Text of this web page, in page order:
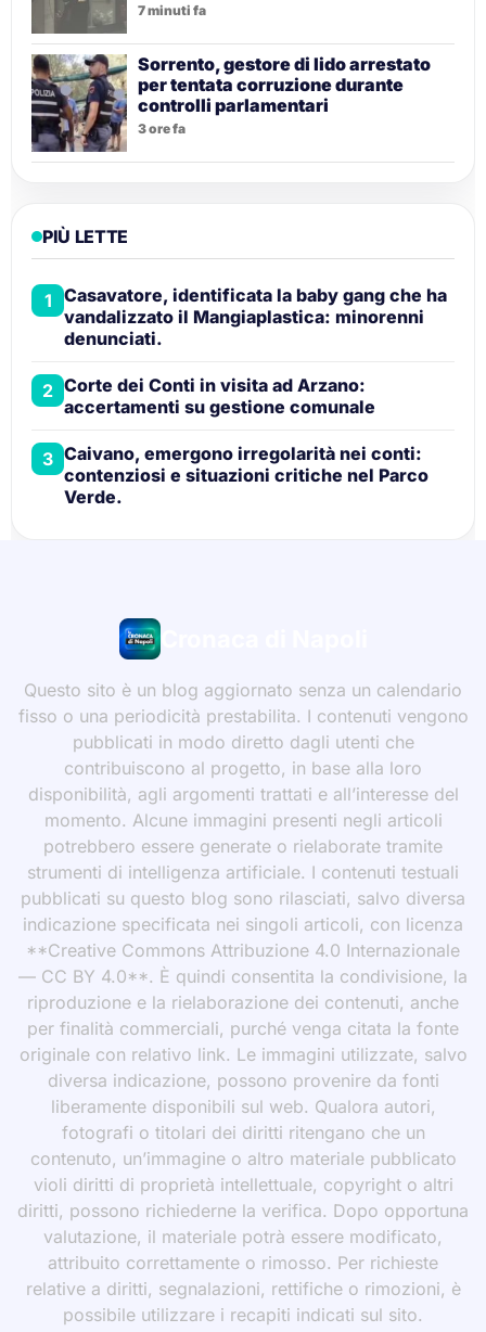
7 minuti fa
Sorrento, gestore di lido arrestato
per tentata corruzione durante
controlli parlamentari
3 ore fa
PIÙ LETTE
1 Casavatore, identificata la baby gang che ha
vandalizzato il Mangiaplastica: minorenni
denunciati.
2 Corte dei Conti in visita ad Arzano:
accertamenti su gestione comunale
3 Caivano, emergono irregolarità nei conti:
contenziosi e situazioni critiche nel Parco
Verde.
Cronaca di Napoli
Questo sito è un blog aggiornato senza un calendario
fisso o una periodicità prestabilita. I contenuti vengono
pubblicati in modo diretto dagli utenti che
contribuiscono al progetto, in base alla loro
disponibilità, agli argomenti trattati e all’interesse del
momento. Alcune immagini presenti negli articoli
potrebbero essere generate o rielaborate tramite
strumenti di intelligenza artificiale. I contenuti testuali
pubblicati su questo blog sono rilasciati, salvo diversa
indicazione specificata nei singoli articoli, con licenza
**Creative Commons Attribuzione 4.0 Internazionale
— CC BY 4.0**. È quindi consentita la condivisione, la
riproduzione e la rielaborazione dei contenuti, anche
per finalità commerciali, purché venga citata la fonte
originale con relativo link. Le immagini utilizzate, salvo
diversa indicazione, possono provenire da fonti
liberamente disponibili sul web. Qualora autori,
fotografi o titolari dei diritti ritengano che un
contenuto, un’immagine o altro materiale pubblicato
violi diritti di proprietà intellettuale, copyright o altri
diritti, possono richiederne la verifica. Dopo opportuna
valutazione, il materiale potrà essere modificato,
attribuito correttamente o rimosso. Per richieste
relative a diritti, segnalazioni, rettifiche o rimozioni, è
possibile utilizzare i recapiti indicati sul sito.